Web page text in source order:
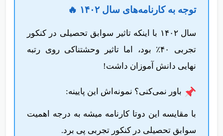
توجه به کارنامه‌های سال ۱۴۰۲ 🔥
سال ۱۴۰۲ با اینکه تاثیر سوابق تحصیلی در کنکور
تجربی ۴۰٪ بود، اما تاثیر وحشتناکی روی رتبه
نهایی دانش آموزان داشت!
باور نمی‌کنی؟ نمونه‌اش این پایینه:
با مقایسه این دوتا کارنامه میشه به درجه اهمیت
سوابق تحصیلی در کنکور تجربی پی برد.